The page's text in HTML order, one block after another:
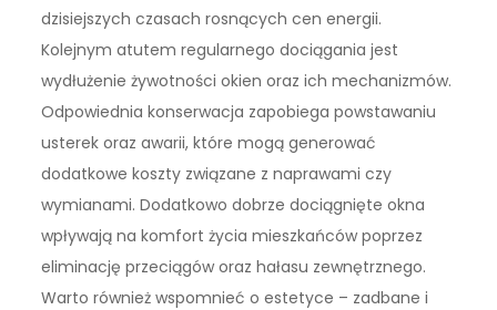
dzisiejszych czasach rosnących cen energii.
Kolejnym atutem regularnego dociągania jest
wydłużenie żywotności okien oraz ich mechanizmów.
Odpowiednia konserwacja zapobiega powstawaniu
usterek oraz awarii, które mogą generować
dodatkowe koszty związane z naprawami czy
wymianami. Dodatkowo dobrze dociągnięte okna
wpływają na komfort życia mieszkańców poprzez
eliminację przeciągów oraz hałasu zewnętrznego.
Warto również wspomnieć o estetyce – zadbane i